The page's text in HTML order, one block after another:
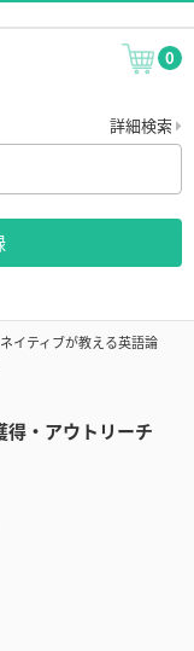
0
詳細検索
ネイティブが教える英語論
得・アウトリーチ